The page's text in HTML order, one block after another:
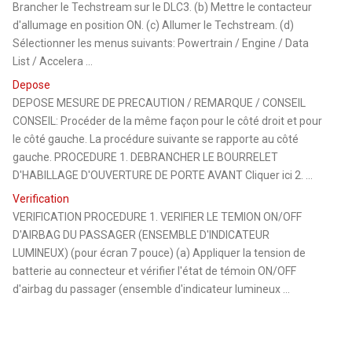
Brancher le Techstream sur le DLC3. (b) Mettre le contacteur
d'allumage en position ON. (c) Allumer le Techstream. (d)
Sélectionner les menus suivants: Powertrain / Engine / Data
List / Accelera ...
Depose
DEPOSE MESURE DE PRECAUTION / REMARQUE / CONSEIL
CONSEIL: Procéder de la même façon pour le côté droit et pour
le côté gauche. La procédure suivante se rapporte au côté
gauche. PROCEDURE 1. DEBRANCHER LE BOURRELET
D'HABILLAGE D'OUVERTURE DE PORTE AVANT Cliquer ici 2. ...
Verification
VERIFICATION PROCEDURE 1. VERIFIER LE TEMION ON/OFF
D'AIRBAG DU PASSAGER (ENSEMBLE D'INDICATEUR
LUMINEUX) (pour écran 7 pouce) (a) Appliquer la tension de
batterie au connecteur et vérifier l'état de témoin ON/OFF
d'airbag du passager (ensemble d'indicateur lumineux ...